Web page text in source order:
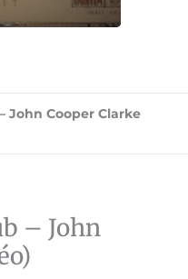
John Cooper Clarke
– John